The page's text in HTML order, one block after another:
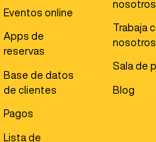
Eventos online
Apps de
reservas
Base de datos
de clientes
Pagos
Lista de
nosotros
Trabaja
nosotros
Sala de
Blog